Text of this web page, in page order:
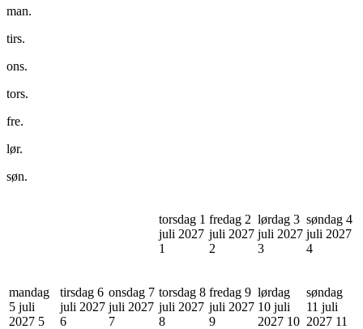
man.
tirs.
ons.
tors.
fre.
lør.
søn.
torsdag 1
juli 2027
1
fredag 2
juli 2027
2
lørdag 3
juli 2027
3
søndag 4
juli 2027
4
mandag
5 juli
2027 5
tirsdag 6
juli 2027
6
onsdag 7
juli 2027
7
torsdag 8
juli 2027
8
fredag 9
juli 2027
9
lørdag
10 juli
2027 10
søndag
11 juli
2027 11